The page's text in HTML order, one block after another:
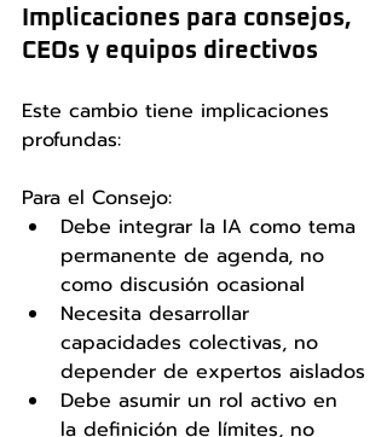
Implicaciones para consejos,
CEOs y equipos directivos
Este cambio tiene implicaciones
profundas:
Para el Consejo:
Debe integrar la IA como tema
permanente de agenda, no
como discusión ocasional
Necesita desarrollar
capacidades colectivas, no
depender de expertos aislados
Debe asumir un rol activo en
la definición de límites, no